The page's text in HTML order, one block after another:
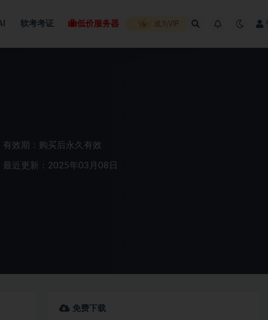
软考考证 低价服务器 成为VIP
有效期：购买后永久有效
最近更新：2025年03月08日
免费下载